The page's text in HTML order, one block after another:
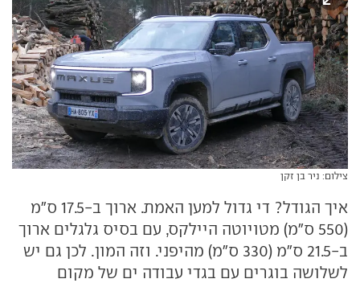
צילום: ניר בן זקן
איך הגודל? די גדול למען האמת. ארוך ב-17.5 ס"מ
(550 ס"מ) מטויוטה היילקס, עם בסיס גלגלים ארוך
ב-21.5 ס"מ (330 ס"מ) מהיפני. וזה המון. לכן גם יש
לשלושה בוגרים עם בגדי עבודה ים של מקום